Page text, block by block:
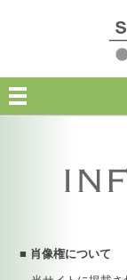
■ 肖像権について